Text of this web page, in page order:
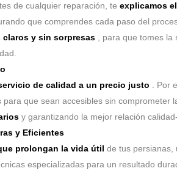
de cualquier reparación, te explicamos
que comprendes cada paso del
claros y sin sorpresas , para que tomes la
de calidad a un precio justo . Por
que sean accesibles sin comprometer
y garantizando la mejor relación
y Eficientes
prolongan la vida útil de tus persianas,
especializadas para un resultado